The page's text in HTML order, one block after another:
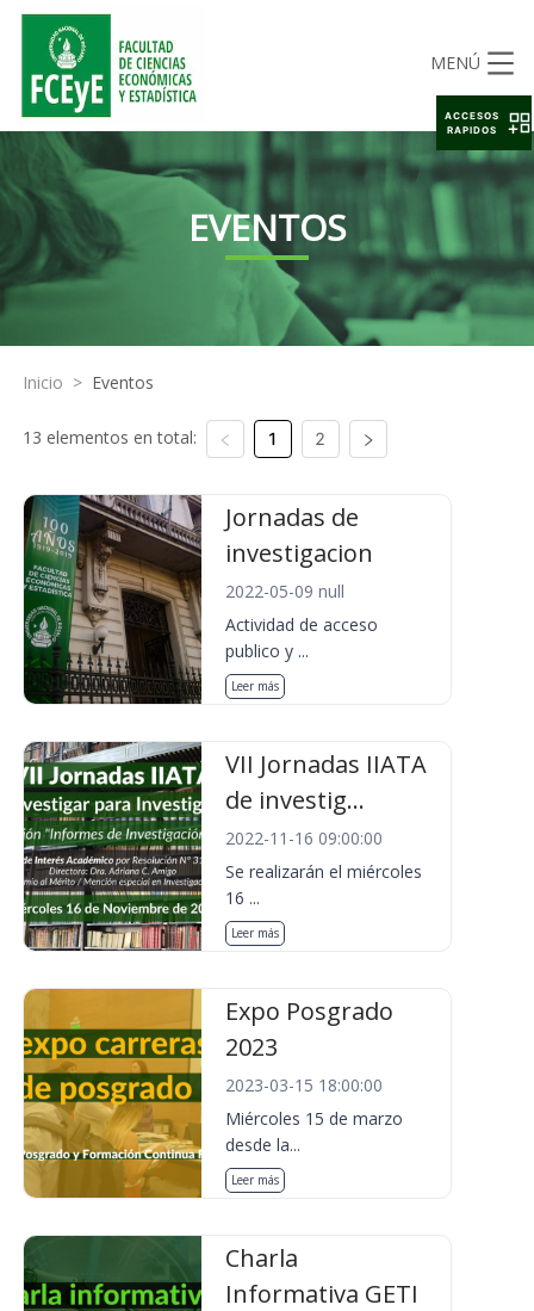
MENÚ
EVENTOS
Inicio > Eventos
13 elementos en total: 1 2
Jornadas de
investigacion
2022-05-09 null
Actividad de acceso
publico y ...
Leer más
VII Jornadas IIATA
de investig...
2022-11-16 09:00:00
Se realizarán el miércoles
16 ...
Leer más
Expo Posgrado
2023
2023-03-15 18:00:00
Miércoles 15 de marzo
desde la...
Leer más
Charla
Informativa GETI
ACCESOS
RAPIDOS